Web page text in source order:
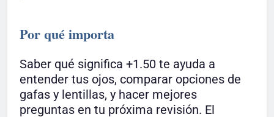
Por qué importa
Saber qué significa +1.50 te ayuda a
entender tus ojos, comparar opciones de
gafas y lentillas, y hacer mejores
preguntas en tu próxima revisión. El